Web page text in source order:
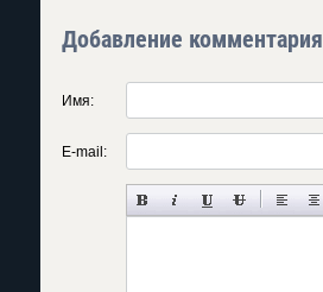
Добавление комментария
Имя:
E-mail: